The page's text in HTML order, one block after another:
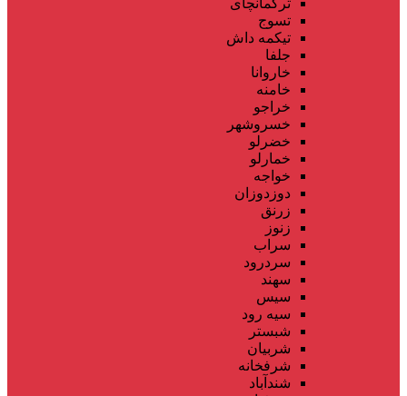
تسوج
تیکمه داش
جلفا
خاروانا
خامنه
خراجو
خسروشهر
خضرلو
خمارلو
خواجه
دوزدوزان
زرنق
زنوز
سراب
سردرود
سهند
سیس
سیه رود
شبستر
شربیان
شرفخانه
شندآباد